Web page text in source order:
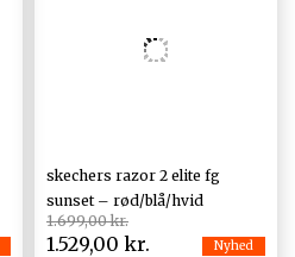
skechers razor 2 elite fg
sunset – rød/blå/hvid
1.699,00 kr.
1.529,00 kr. Nyhed